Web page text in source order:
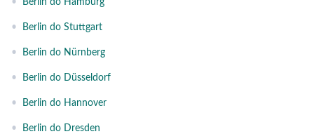
• Berlin do Hamburg
• Berlin do Stuttgart
• Berlin do Nürnberg
• Berlin do Düsseldorf
• Berlin do Hannover
• Berlin do Dresden